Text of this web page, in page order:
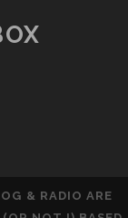
& RADIO ARE